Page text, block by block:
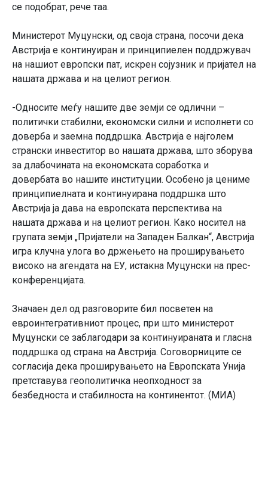
се подобрат, рече таа.
Министерот Муцунски, од своја страна, посочи дека
Австрија е континуиран и принципиелен поддржувач
на нашиот европски пат, искрен сојузник и пријател на
нашата држава и на целиот регион.
-Односите меѓу нашите две земји се одлични –
политички стабилни, економски силни и исполнети со
доверба и заемна поддршка. Австрија е најголем
странски инвеститор во нашата држава, што зборува
за длабочината на економската соработка и
довербата во нашите институции. Особено ја цениме
принципиелната и континуирана поддршка што
Австрија ја дава на европската перспектива на
нашата држава и на целиот регион. Како носител на
групата земји „Пријатели на Западен Балкан“, Австрија
игра клучна улога во држењето на проширувањето
високо на агендата на ЕУ, истакна Муцунски на прес-
конференцијата.
Значаен дел од разговорите бил посветен на
евроинтегративниот процес, при што министерот
Муцунски се заблагодари за континуираната и гласна
поддршка од страна на Австрија. Соговорниците се
согласија дека проширувањето на Европската Унија
претставува геополитичка неопходност за
безбедноста и стабилноста на континентот. (МИА)